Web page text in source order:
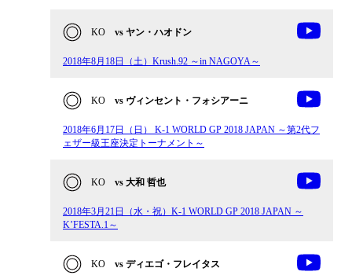
KO vs ヤン・ハオドン
2018年8月18日（土）Krush.92 ～in NAGOYA～
KO vs ヴィンセント・フォシアーニ
2018年6月17日（日） K-1 WORLD GP 2018 JAPAN ～第2代フ
ェザー級王座決定トーナメント～
KO vs 大和 哲也
2018年3月21日（水・祝）K-1 WORLD GP 2018 JAPAN ～
K’FESTA.1～
KO vs ディエゴ・フレイタス